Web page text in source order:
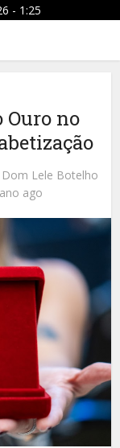
- 1:25
Ouro no
Dom Lele Botelho
ago